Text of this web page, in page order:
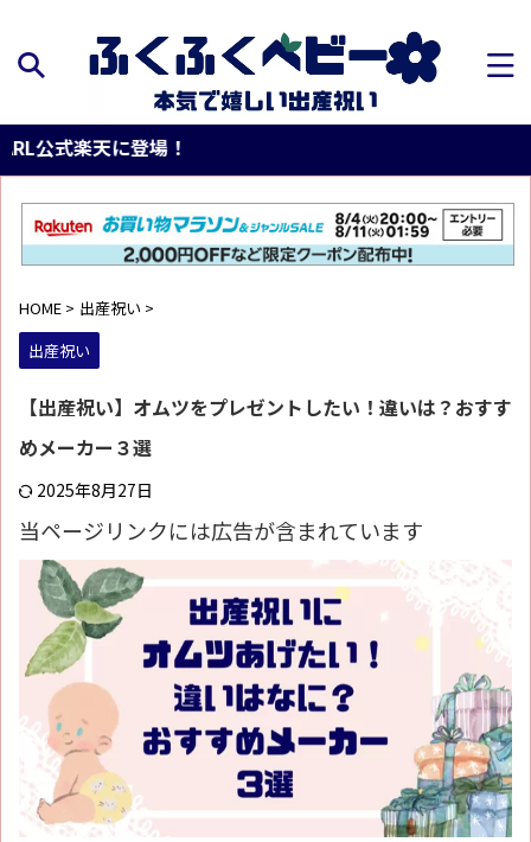
場！
HOME > 出産祝い >
出産祝い
【出産祝い】オムツをプレゼントしたい！違いは？おすす
めメーカー３選
2025年8月27日
当ページリンクには広告が含まれています